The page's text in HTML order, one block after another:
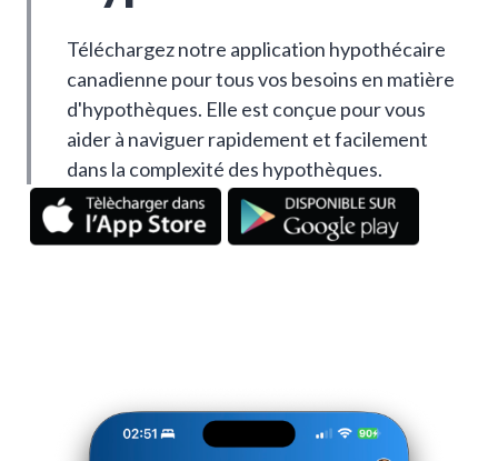
Téléchargez notre application hypothécaire
canadienne pour tous vos besoins en matière
d'hypothèques. Elle est conçue pour vous
aider à naviguer rapidement et facilement
dans la complexité des hypothèques.